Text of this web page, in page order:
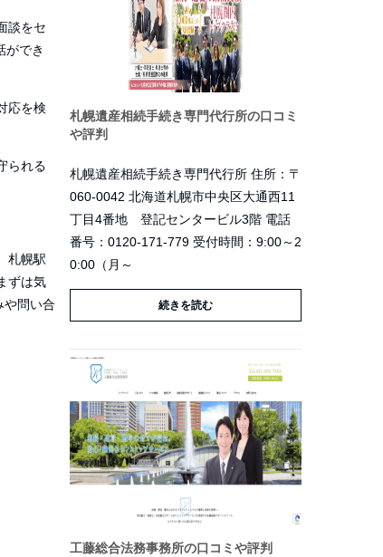
談をセ
ができ
応を検
られる
札幌駅
ずは気
や問い合
札幌遺産相続手続き専門代行所の口コミ
や評判
札幌遺産相続手続き専門代行所 住所：〒
060-0042 北海道札幌市中央区大通西11
丁目4番地 登記センタービル3階 電話
番号：0120-171-779 受付時間：9:00～2
0:00（月～
続きを読む
工藤総合法務事務所の口コミや評判